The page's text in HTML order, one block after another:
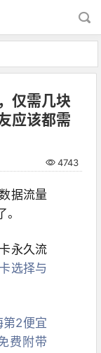
仅需几块
应该都需
4743
据流量
永久流
选择与
第2便宜
费附带